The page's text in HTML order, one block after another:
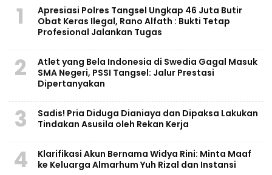
1
Apresiasi Polres Tangsel Ungkap 46 Juta Butir
Obat Keras Ilegal, Rano Alfath : Bukti Tetap
Profesional Jalankan Tugas
2
Atlet yang Bela Indonesia di Swedia Gagal Masuk
SMA Negeri, PSSI Tangsel: Jalur Prestasi
Dipertanyakan
3
Sadis! Pria Diduga Dianiaya dan Dipaksa Lakukan
Tindakan Asusila oleh Rekan Kerja
4
Klarifikasi Akun Bernama Widya Rini: Minta Maaf
ke Keluarga Almarhum Yuh Rizal dan Instansi